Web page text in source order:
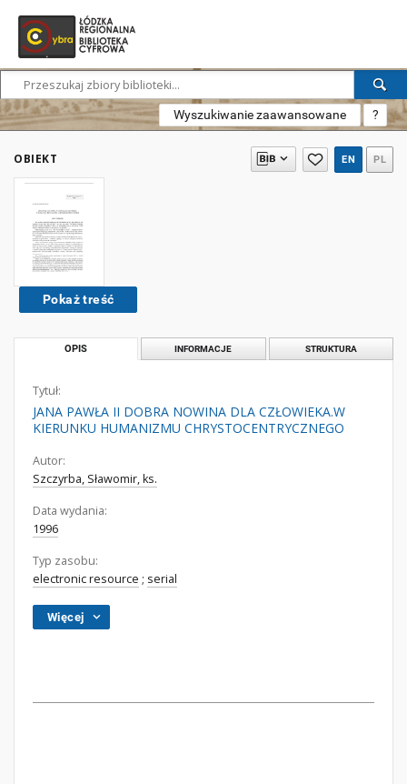
Wyszukiwanie zaawansowane ?
OBIEKT EN PL
Pokaż treść
OPIS INFORMACJE STRUKTURA
Tytuł:
JANA PAWŁA II DOBRA NOWINA DLA CZŁOWIEKA.W
KIERUNKU HUMANIZMU CHRYSTOCENTRYCZNEGO
Autor:
Szczyrba, Sławomir, ks.
Data wydania:
1996
Typ zasobu:
electronic resource ; serial
Więcej